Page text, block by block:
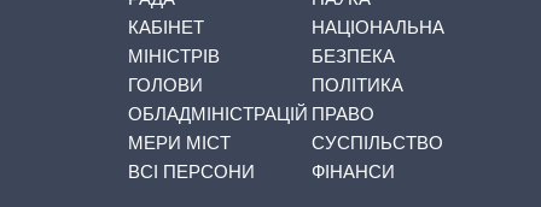
КАБІНЕТ
МІНІСТРІВ
ГОЛОВИ
ОБЛАДМІНІСТРАЦІЙ
МЕРИ МІСТ
ВСІ ПЕРСОНИ
НАЦІОНАЛЬНА
БЕЗПЕКА
ПОЛІТИКА
ПРАВО
СУСПІЛЬСТВО
ФІНАНСИ